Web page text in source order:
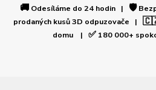
🚚 Odesíláme do 24 hodin | 🛡️
prodaných kusů 3D odpuzovače |
domu | ✅180 000+